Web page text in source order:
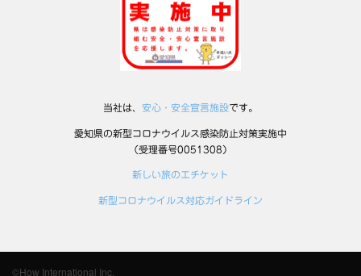
当社は、 安心・安全宣言施設です。
愛知県の新型コロナウイルス感染防止対策実施中
（受理番号0051308）
新しい旅のエチケット
新型コロナウイルス対応ガイドライン
©How International Inc.